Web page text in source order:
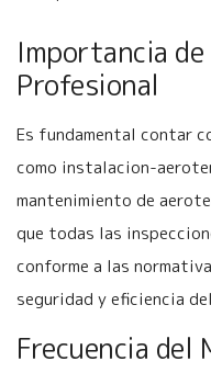
Importancia
Profesional
Es fundamental contar
como instalacion-
mantenimiento de
que todas las
conforme a las
seguridad y eficiencia
Frecuencia del